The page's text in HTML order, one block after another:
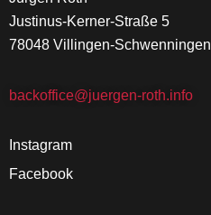
Justinus-Kerner-Straße 5
78048 Villingen-Schwenningen
backoffice@juergen-roth.info
Instagram
Facebook